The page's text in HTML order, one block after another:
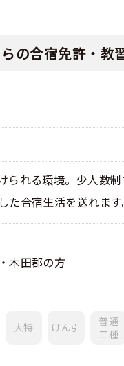
金
マから探す
習所
制度
習
習所
までの流れ
過ごし方
ルスケジュール
いについて
・口コミ
合宿免許の条件
い
の合宿免許・教
れる環境。少人数
合宿生活を送れます
木田郡の方
大特 けん引
普通
二種